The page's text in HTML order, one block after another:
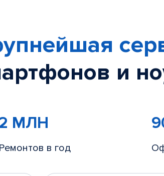
и
МЛН
Ремонтов в год